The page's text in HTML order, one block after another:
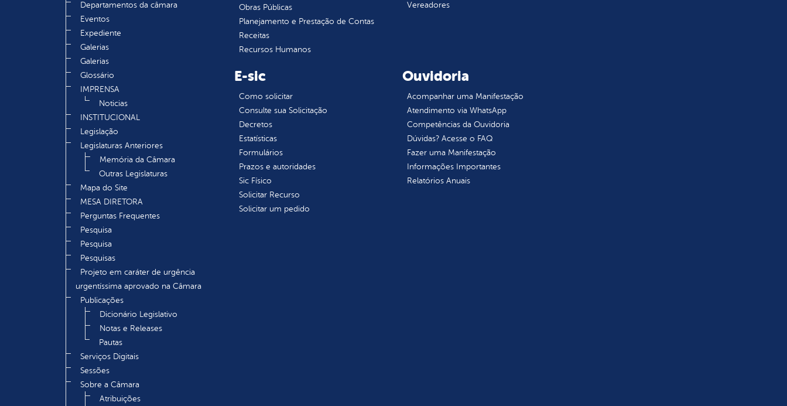
Departamentos da câmara
Eventos
Expediente
Galerias
Galerias
Glossário
IMPRENSA
Noticias
INSTITUCIONAL
Legislação
Legislaturas Anteriores
Memória da Câmara
Outras Legislaturas
Mapa do Site
MESA DIRETORA
Perguntas Frequentes
Pesquisa
Pesquisa
Pesquisas
Projeto em caráter de urgência
urgentíssima aprovado na Câmara
Publicações
Dicionário Legislativo
Notas e Releases
Pautas
Serviços Digitais
Sessões
Sobre a Câmara
Atribuições
Obras Públicas
Planejamento e Prestação de Contas
Receitas
Recursos Humanos
Vereadores
E-sic
Como solicitar
Consulte sua Solicitação
Decretos
Estatísticas
Formulários
Prazos e autoridades
Sic Físico
Solicitar Recurso
Solicitar um pedido
Ouvidoria
Acompanhar uma Manifestação
Atendimento via WhatsApp
Competências da Ouvidoria
Dúvidas? Acesse o FAQ
Fazer uma Manifestação
Informações Importantes
Relatórios Anuais